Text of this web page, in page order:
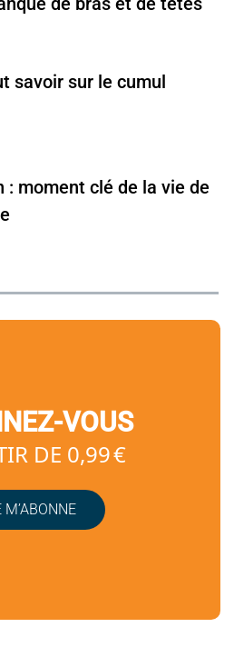
savoir sur le cumul
: moment clé de la vie de
VOUS
DE 0,99 €
M’ABONNE